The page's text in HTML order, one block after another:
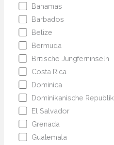
Bahamas
Barbados
Belize
Bermuda
Britische Jungferninseln
Costa Rica
Dominica
Dominikanische Republik
El Salvador
Grenada
Guatemala